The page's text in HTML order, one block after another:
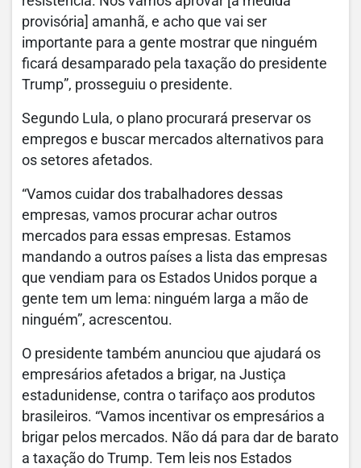
provisória] amanhã, e acho que vai ser
importante para a gente mostrar que ninguém
ficará desamparado pela taxação do presidente
Trump”, prosseguiu o presidente.
Segundo Lula, o plano procurará preservar os
empregos e buscar mercados alternativos para
os setores afetados.
“Vamos cuidar dos trabalhadores dessas
empresas, vamos procurar achar outros
mercados para essas empresas. Estamos
mandando a outros países a lista das empresas
que vendiam para os Estados Unidos porque a
gente tem um lema: ninguém larga a mão de
ninguém”, acrescentou.
O presidente também anunciou que ajudará os
empresários afetados a brigar, na Justiça
estadunidense, contra o tarifaço aos produtos
brasileiros. “Vamos incentivar os empresários a
brigar pelos mercados. Não dá para dar de barato
a taxação do Trump. Tem leis nos Estados